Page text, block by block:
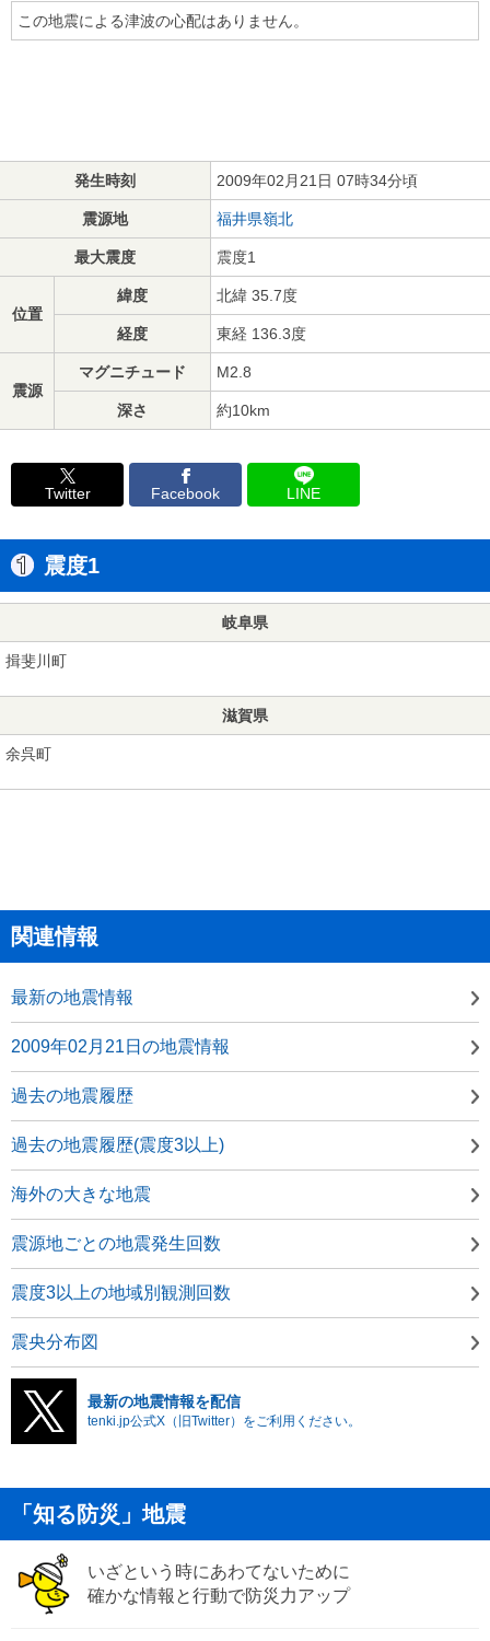
この地震による津波の心配はありません。
発生時刻 2009年02月21日 07時34分頃
震源地 福井県嶺北
最大震度 震度1
位置
緯度 北緯 35.7度
経度 東経 136.3度
震源
マグニチュード M2.8
深さ 約10km
Twitter Facebook LINE
震度1
岐阜県
揖斐川町
滋賀県
余呉町
関連情報
最新の地震情報
2009年02月21日の地震情報
過去の地震履歴
過去の地震履歴(震度3以上)
海外の大きな地震
震源地ごとの地震発生回数
震度3以上の地域別観測回数
震央分布図
最新の地震情報を配信
tenki.jp公式X（旧Twitter）をご利用ください。
「知る防災」地震
いざという時にあわてないために
確かな情報と行動で防災力アップ